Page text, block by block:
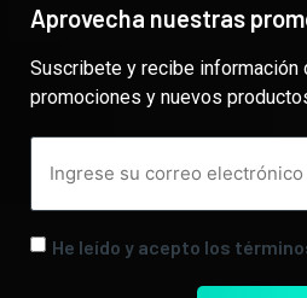
Aprovecha nuestras
Suscribete y recibe información
promociones y nuevos
He leído y acepto los